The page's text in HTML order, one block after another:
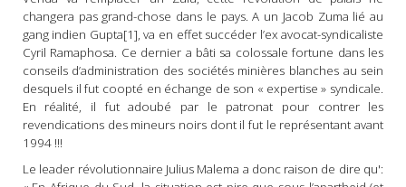
changera pas grand-chose dans le pays. A un Jacob Zuma lié au
gang indien Gupta[1], va en effet succéder l’ex avocat-syndicaliste
Cyril Ramaphosa. Ce dernier a bâti sa colossale fortune dans les
conseils d’administration des sociétés minières blanches au sein
desquels il fut coopté en échange de son « expertise » syndicale.
En réalité, il fut adoubé par le patronat pour contrer les
revendications des mineurs noirs dont il fut le représentant avant
1994 !!!
Le leader révolutionnaire Julius Malema a donc raison de dire qu':